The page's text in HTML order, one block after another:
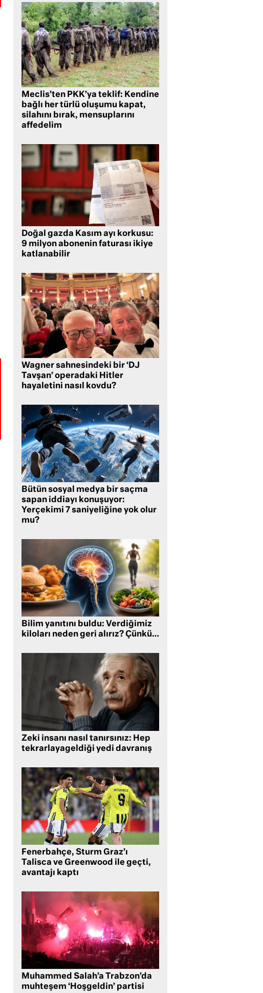
Meclis’ten PKK’ya teklif: Kendine
bağlı her türlü oluşumu kapat,
silahını bırak, mensuplarını
affedelim
Doğal gazda Kasım ayı korkusu:
9 milyon abonenin faturası ikiye
katlanabilir
Wagner sahnesindeki bir ‘DJ
Tavşan’ operadaki Hitler
hayaletini nasıl kovdu?
Bütün sosyal medya bir saçma
sapan iddiayı konuşuyor:
Yerçekimi 7 saniyeliğine yok olur
mu?
Bilim yanıtını buldu: Verdiğimiz
kiloları neden geri alırız? Çünkü…
Zeki insanı nasıl tanırsınız: Hep
tekrarlayageldiği yedi davranış
Fenerbahçe, Sturm Graz’ı
Talisca ve Greenwood ile geçti,
avantajı kaptı
Muhammed Salah’a Trabzon’da
muhteşem ‘Hoşgeldin’ partisi